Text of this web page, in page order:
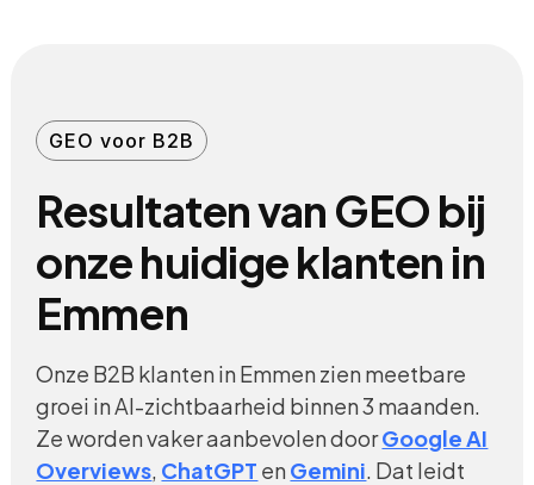
GEO voor B2B
Resultaten van GEO bij
onze huidige klanten in
Emmen
Onze B2B klanten in Emmen zien meetbare
groei in AI-zichtbaarheid binnen 3 maanden.
Ze worden vaker aanbevolen doorGoogle AI
Overviews, ChatGPT en Gemini. Dat leidt